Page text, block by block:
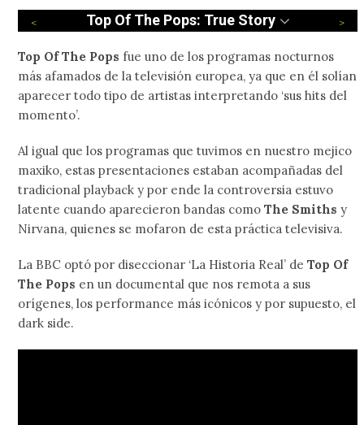
Top Of The Pops: True Story
Top Of The Popsfue uno de los programas nocturnos
más afamados de la televisión europea, ya que en él solían
aparecer todo tipo de artistas interpretando ‘sus hits del
momento’.
Al igual que los programas que tuvimos en nuestro mejico
maxiko, estas presentaciones estaban acompañadas del
tradicional playback y por ende la controversia estuvo
latente cuando aparecieron bandas comoThe Smithsy
Nirvana, quienes se mofaron de esta práctica televisiva.
La BBC optó por diseccionar ‘La Historia Real’ de Top Of
The Pops en un documental que nos remota a sus
orígenes, los performance más icónicos y por supuesto, el
dark side.